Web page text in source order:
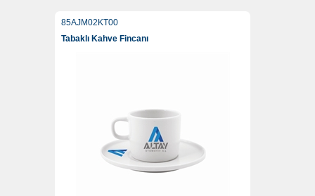
85AJM02KT00
Tabaklı Kahve Fincanı